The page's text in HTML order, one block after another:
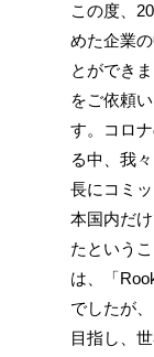
この度、
めた企業
とができ
をご依頼
す。コロ
る中、我
長にコミ
本国内だ
たという
は、「
でしたが
目指し、